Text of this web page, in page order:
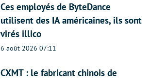
Ces employés de ByteDance
utilisent des IA américaines, ils sont
virés illico
6 août 2026 07:11
CXMT : le fabricant chinois de